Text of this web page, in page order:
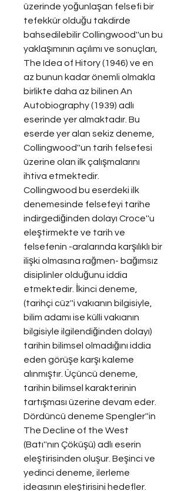
üzerinde yoğunlaşan felsefi bir
tefekkür olduğu takdirde
bahsedilebilir Collingwood''un bu
yaklaşımının açılımı ve sonuçları,
The Idea of Hitory (1946) ve en
az bunun kadar önemli olmakla
birlikte daha az bilinen An
Autobiography (1939) adlı
eserinde yer almaktadır. Bu
eserde yer alan sekiz deneme,
Collingwood''un tarih felsefesi
üzerine olan ilk çalışmalarını
ihtiva etmektedir.
Collingwood bu eserdeki ilk
denemesinde felsefeyi tarihe
indirgediğinden dolayı Croce''u
eleştirmekte ve tarih ve
felsefenin -aralarında karşılıklı bir
ilişki olmasına rağmen- bağımsız
disiplinler olduğunu iddia
etmektedir. İkinci deneme,
(tarihçi cüz''i vakıanın bilgisiyle,
bilim adamı ise külli vakıanın
bilgisiyle ilgilendiğinden dolayı)
tarihin bilimsel olmadığını iddia
eden görüşe karşı kaleme
alınmıştır. Üçüncü deneme,
tarihin bilimsel karakterinin
tartışması üzerine devam eder.
Dördüncü deneme Spengler''in
The Decline of the West
(Batı''nın Çöküşü) adlı eserin
eleştirisinden oluşur. Beşinci ve
yedinci deneme, ilerleme
ideasının eleştirisini hedefler.